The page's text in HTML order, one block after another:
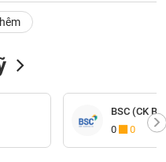
BSC (CK
0
0